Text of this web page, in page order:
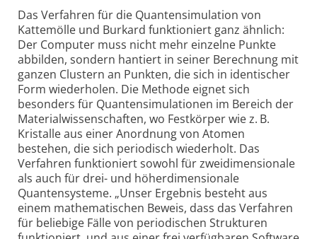
Das Verfahren für die Quantensimulation von
Kattemölle und Burkard funktioniert ganz ähnlich:
Der Computer muss nicht mehr einzelne Punkte
abbilden, sondern hantiert in seiner Berechnung mit
ganzen Clustern an Punkten, die sich in identischer
Form wiederholen. Die Methode eignet sich
besonders für Quantensimulationen im Bereich der
Materialwissenschaften, wo Festkörper wie z. B.
Kristalle aus einer Anordnung von Atomen
bestehen, die sich periodisch wiederholt. Das
Verfahren funktioniert sowohl für zweidimensionale
als auch für drei- und höherdimensionale
Quantensysteme. „Unser Ergebnis besteht aus
einem mathematischen Beweis, dass das Verfahren
für beliebige Fälle von periodischen Strukturen